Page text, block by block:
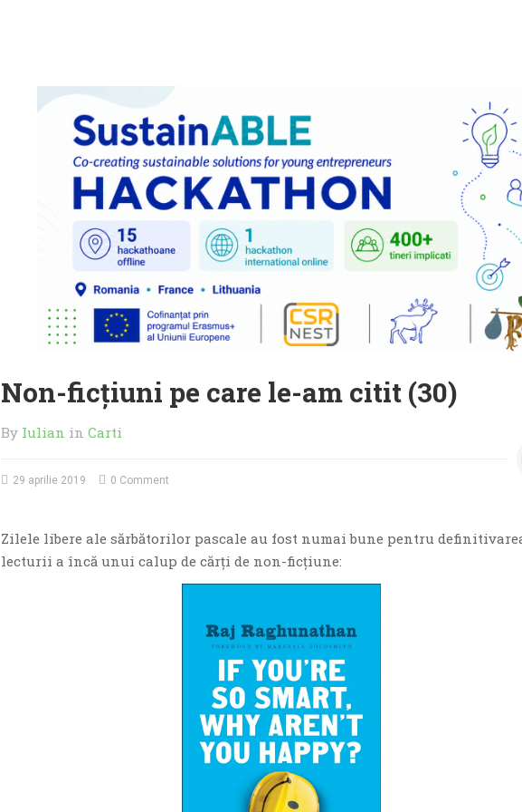
Non-ficţiuni pe care le-am citit (30)
By Iulian in Carti
29 aprilie 2019 0 Comment
Zilele libere ale sărbătorilor pascale au fost numai bune pentru
lecturii a încă unui calup de cărţi de non-ficţiune: